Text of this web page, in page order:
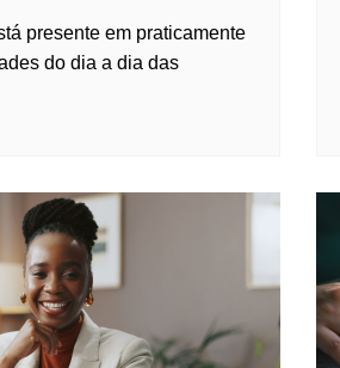
presente em praticamente
do dia a dia das